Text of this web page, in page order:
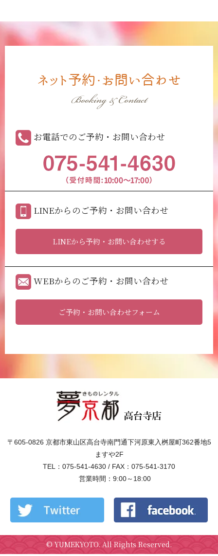
ネット予約・お問い合わせ
Booking & Contact
お電話でのご予約・お問い合わせ
LINEからのご予約・お問い合わせ
LINEから予約・お問い合わせする
WEBからのご予約・お問い合わせ
ご予約・お問い合わせフォーム
〒605-0826 京都市東山区高台寺南門通下河原東入桝屋町362番地5
ますや2F
TEL：075-541-4630 / FAX：075-541-3170
営業時間：9:00～18:00
© YUMEKYOTO. All Rights Reserved.